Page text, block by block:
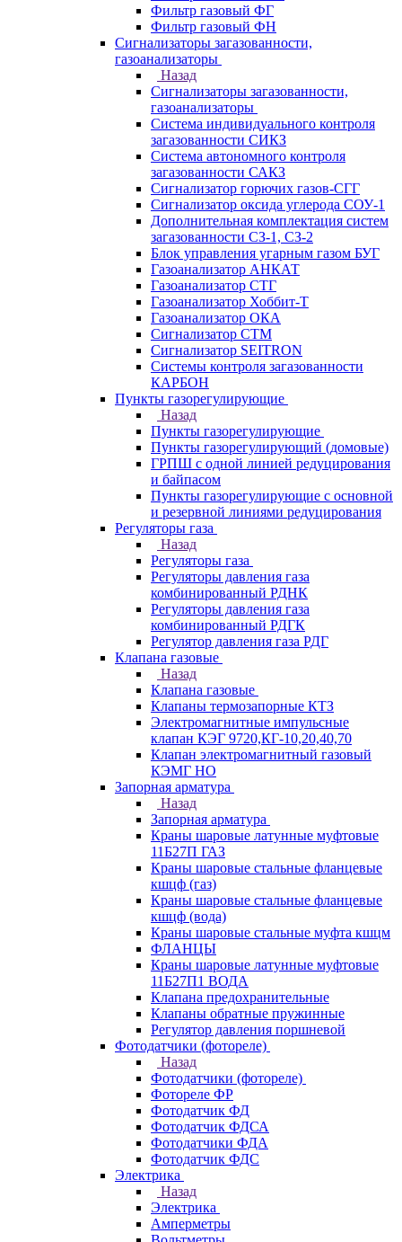
Фильтр газовый ФГ
Фильтр газовый ФН
Сигнализаторы загазованности,
газоанализаторы
Назад
Сигнализаторы загазованности,
газоанализаторы
Система индивидуального контроля
загазованности СИКЗ
Система автономного контроля
загазованности САКЗ
Сигнализатор горючих газов-СГГ
Сигнализатор оксида углерода СОУ-1
Дополнительная комплектация систем
загазованности СЗ-1, СЗ-2
Блок управления угарным газом БУГ
Газоанализатор АНКАТ
Газоанализатор СТГ
Газоанализатор Хоббит-Т
Газоанализатор ОКА
Сигнализатор СТМ
Сигнализатор SEITRON
Системы контроля загазованности
КАРБОН
Пункты газорегулирующие
Назад
Пункты газорегулирующие
Пункты газорегулирующий (домовые)
ГРПШ с одной линией редуцирования
и байпасом
Пункты газорегулирующие с основной
и резервной линиями редуцирования
Регуляторы газа
Назад
Регуляторы газа
Регуляторы давления газа
комбинированный РДНК
Регуляторы давления газа
комбинированный РДГК
Регулятор давления газа РДГ
Клапана газовые
Назад
Клапана газовые
Клапаны термозапорные КТЗ
Электромагнитные импульсные
клапан КЭГ 9720,КГ-10,20,40,70
Клапан электромагнитный газовый
КЭМГ НО
Запорная арматура
Назад
Запорная арматура
Краны шаровые латунные муфтовые
11Б27П ГАЗ
Краны шаровые стальные фланцевые
кшцф (газ)
Краны шаровые стальные фланцевые
кшцф (вода)
Краны шаровые стальные муфта кшцм
ФЛАНЦЫ
Краны шаровые латунные муфтовые
11Б27П1 ВОДА
Клапана предохранительные
Клапаны обратные пружинные
Регулятор давления поршневой
Фотодатчики (фотореле)
Назад
Фотодатчики (фотореле)
Фотореле ФР
Фотодатчик ФД
Фотодатчик ФДСА
Фотодатчики ФДА
Фотодатчик ФДС
Электрика
Назад
Электрика
Амперметры